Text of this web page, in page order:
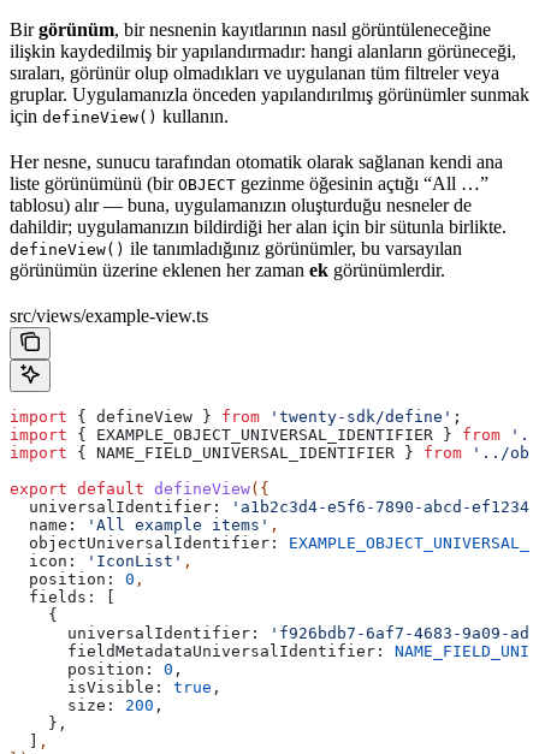
Birgörünüm, bir nesnenin kayıtlarının nasıl görüntüleneceğine
ilişkin kaydedilmiş bir yapılandırmadır: hangi alanların görüneceği,
sıraları, görünür olup olmadıkları ve uygulanan tüm filtreler veya
gruplar. Uygulamanızla önceden yapılandırılmış görünümler sunmak
için defineView() kullanın.
Her nesne, sunucu tarafından otomatik olarak sağlanan kendi ana
liste görünümünü (bir OBJECT gezinme öğesinin açtığı “All …”
tablosu) alır — buna, uygulamanızın oluşturduğu nesneler de
dahildir; uygulamanızın bildirdiği her alan için bir sütunla birlikte.
defineView() ile tanımladığınız görünümler, bu varsayılan
görünümün üzerine eklenen her zaman ek görünümlerdir.
src/views/example-view.ts
import { defineView } from 'twenty-sdk/define' ;
import { EXAMPLE_OBJECT_UNIVERSAL_IDENTIFIER } from '../
import { NAME_FIELD_UNIVERSAL_IDENTIFIER } from '../
export default defineView({
  universalIdentifier:
'a1b2c3d4-e5f6-7890-abcd-
  name:
'All example items' ,
  objectUniversalIdentifier:
  icon:
'IconList' ,
  position:
0 ,
  fields:
[
    {
      universalIdentifier:
'f926bdb7-6af7-4683-9a09-
      fieldMetadataUniversalIdentifier:
      position:
0 ,
      isVisible:
true ,
      size:
200 ,
    },
  ]
,